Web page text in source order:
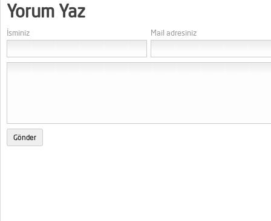
Yorum Yaz
İsminiz Mail adresiniz